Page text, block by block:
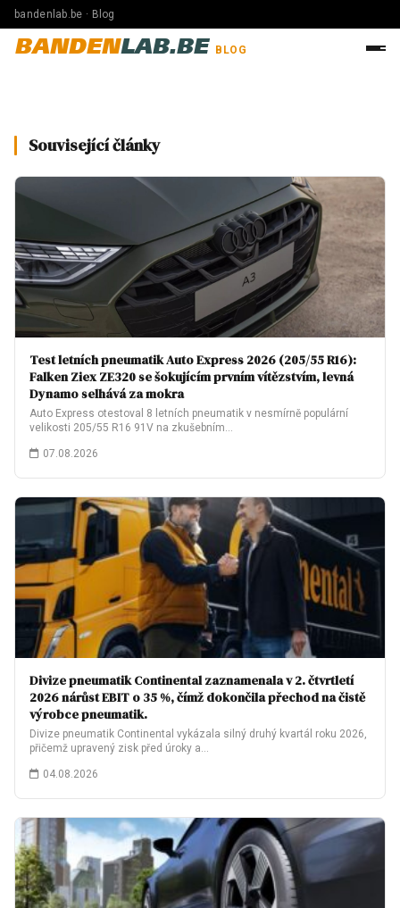
bandenlab.be · Blog
BANDENLAB.BE BLOG
Související články
Test letních pneumatik Auto Express 2026 (205/55 R16):
Falken Ziex ZE320 se šokujícím prvním vítězstvím, levná
Dynamo selhává za mokra
Auto Express otestoval 8 letních pneumatik v nesmírně populární
velikosti 205/55 R16 91V na zkušebním…
07.08.2026
Divize pneumatik Continental zaznamenala v 2. čtvrtletí
2026 nárůst EBIT o 35 %, čímž dokončila přechod na čistě
výrobce pneumatik.
Divize pneumatik Continental vykázala silný druhý kvartál roku 2026,
přičemž upravený zisk před úroky a…
04.08.2026